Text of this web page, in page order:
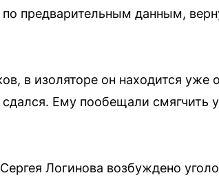
предварительным данным,
в изоляторе он находится уже
Ему пообещали смягчить
Логинова возбуждено